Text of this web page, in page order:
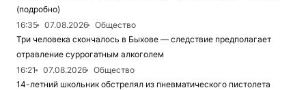
(подробно)
16:35
07.08.2026
Общество
Три человека скончалось в Быхове — следствие предполагает
отравление суррогатным алкоголем
16:21
07.08.2026
Общество
14-летний школьник обстрелял из пневматического пистолета